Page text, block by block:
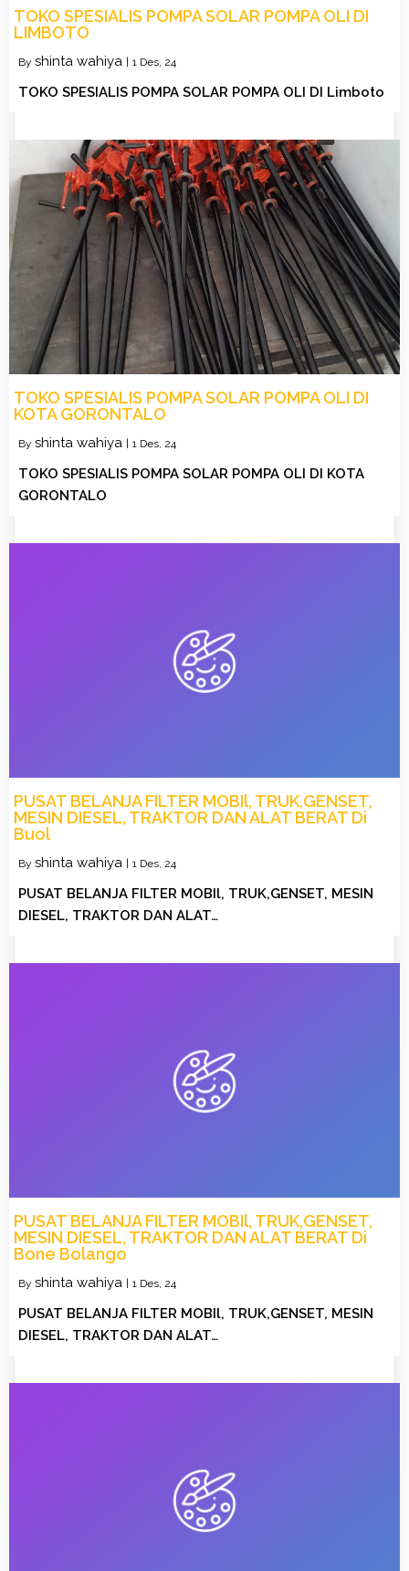
TOKO SPESIALIS POMPA SOLAR POMPA OLI DI
LIMBOTO
By shinta wahiya 1 Des, 24
TOKO SPESIALIS POMPA SOLAR POMPA OLI DI Limboto
TOKO SPESIALIS POMPA SOLAR POMPA OLI DI
KOTA GORONTALO
By shinta wahiya 1 Des, 24
TOKO SPESIALIS POMPA SOLAR POMPA OLI DI KOTA
GORONTALO
PUSAT BELANJA FILTER MOBIl, TRUK,GENSET,
MESIN DIESEL, TRAKTOR DAN ALAT BERAT Di
Buol
By shinta wahiya | 1 Des, 24
PUSAT BELANJA FILTER MOBIl, TRUK,GENSET, MESIN
DIESEL, TRAKTOR DAN ALAT…
PUSAT BELANJA FILTER MOBIl, TRUK,GENSET,
MESIN DIESEL, TRAKTOR DAN ALAT BERAT Di
Bone Bolango
By shinta wahiya | 1 Des, 24
PUSAT BELANJA FILTER MOBIl, TRUK,GENSET, MESIN
DIESEL, TRAKTOR DAN ALAT…